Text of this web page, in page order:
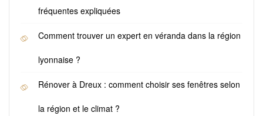
fréquentes expliquées
Comment trouver un expert en véranda dans la région
lyonnaise ?
Rénover à Dreux : comment choisir ses fenêtres selon
la région et le climat ?